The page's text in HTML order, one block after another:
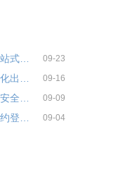
汇通智能出入管理系统一站式解决... 09-23
09-16
09-09
09-04